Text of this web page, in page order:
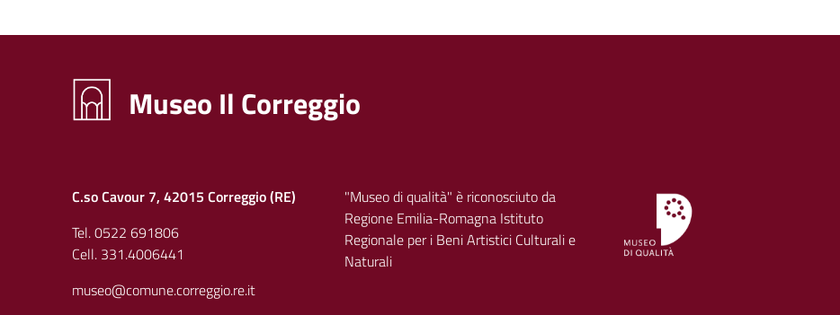
Museo Il Correggio
C.so Cavour 7, 42015 Correggio (RE)
Tel. 0522 691806
Cell. 331.4006441
museo@comune.correggio.re.it
"Museo di qualità" è riconosciuto da
Regione Emilia-Romagna Istituto
Regionale per i Beni Artistici Culturali e
Naturali